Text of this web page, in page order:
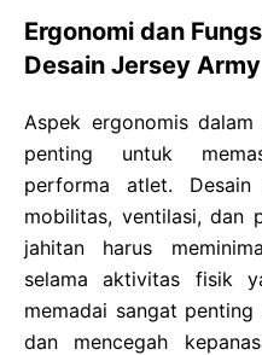
Ergonomi dan
Desain Jersey Army
Aspek ergonomis
penting untuk
performa atlet. Desain
mobilitas, ventilasi, dan
jahitan harus
selama aktivitas fisik
memadai sangat
dan mencegah